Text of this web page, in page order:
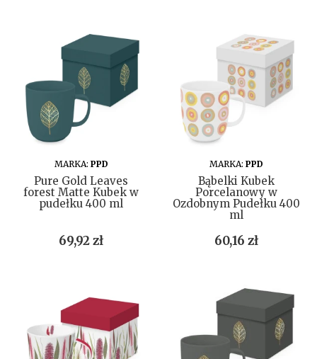
DO KOSZYKA
MARKA: PPD
Pure Gold Leaves
forest Matte Kubek w
pudełku 400 ml
Cena
69,92 zł
DO KOSZYKA
MARKA: PPD
Bąbelki Kubek
Porcelanowy w
Ozdobnym Pudełku 400
ml
Cena
60,16 zł